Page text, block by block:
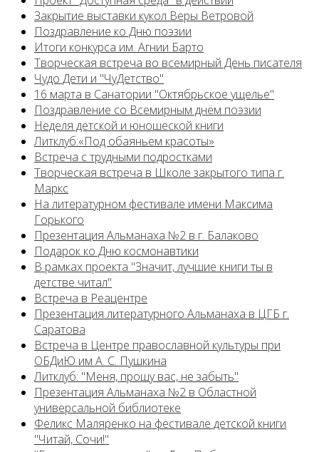
Закрытие выставки кукол Веры Ветровой
Поздравление ко Дню поэзии
Итоги конкурса им. Агнии Барто
Творческая встреча во всемирный День писателя
Чудо Дети и "ЧуДетство"
16 марта в Санатории "Октябрьское ущелье"
Поздравление со Всемирным днём поэзии
Неделя детской и юношеской книги
Литклуб:«Под обаяньем красоты»
Встреча с трудными подростками
Творческая встреча в Школе закрытого типа г.
Маркс
На литературном фестивале имени Максима
Горького
Презентация Альманаха №2 в г. Балаково
Подарок ко Дню космонавтики
В рамках проекта "Значит, лучшие книги ты в
детстве читал"
Встреча в Реацентре
Презентация литературного Альманаха в ЦГБ г.
Саратова
Встреча в Центре православной культуры при
ОБДиЮ им А. С. Пушкина
Литклуб: "Меня, прошу вас, не забыть"
Презентация Альманаха №2 в Областной
универсальной библиотеке
Феликс Маляренко на фестивале детской книги
"Читай, Сочи!"